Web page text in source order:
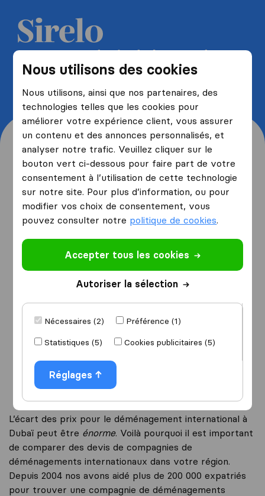
Nous utilisons des cookies
Nous utilisons, ainsi que nos partenaires, des
technologies telles que les cookies pour
améliorer votre expérience client, vous assurer
un contenu et des annonces personnalisés, et
analyser notre trafic. Veuillez cliquer sur le
bouton vert ci-dessous pour faire part de votre
consentement à l’utilisation de cette technologie
sur notre site. Pour plus d’information, ou pour
modifier vos choix de consentement, vous
pouvez consulter notre politique de cookies.
Accepter tous les cookies
Autoriser la sélection
Nécessaires (2)
Préférence (1)
Statistiques (5)
Cookies publicitaires (5)
Réglages
Recevez 5 devis de la part de
déménageurs et économisez
jusqu'à 40%
Origine et destination de
votre déménagement
Je déménagedepuis
Je déménagevers
Démarrer
L’écart des prix pour le déménagement international à
Dubaï peut être énorme. Voilà pourquoi il est important
de comparer des devis de compagnies de
déménagements internationaux dans votre région.
Depuis 2004 nos avons aidé plus de 200 000 expatriés
pour trouver une compagnie de déménagements